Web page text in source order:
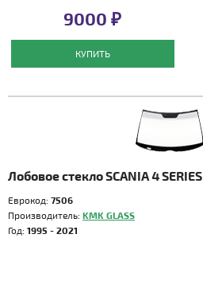
9000 ₽
КУПИТЬ
Лобовое стекло SCANIA 4 SERIES
Еврокод: 7506
Производитель: KMK GLASS
Год: 1995 - 2021